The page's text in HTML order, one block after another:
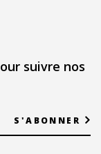
suivre nos
S'ABONNER